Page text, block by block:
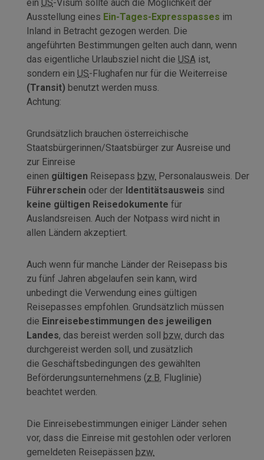
ein US-Visum sollte auch die Möglichkeit der
Ausstellung eines Ein-Tages-Expresspasses im
Inland in Betracht gezogen werden. Die
angeführten Bestimmungen gelten auch dann, wenn
das eigentliche Urlaubsziel nicht die USA ist,
sondern ein US-Flughafen nur für die Weiterreise
(Transit) benutzt werden muss.
Achtung:
Grundsätzlich brauchen österreichische
Staatsbürgerinnen/Staatsbürger zur Ausreise und
zur Einreise
einen gültigen Reisepass bzw. Personalausweis. Der
Führerschein oder der Identitätsausweis sind
keine gültigen Reisedokumente für
Auslandsreisen. Auch der Notpass wird nicht in
allen Ländern akzeptiert.
Auch wenn für manche Länder der Reisepass bis
zu fünf Jahren abgelaufen sein kann, wird
unbedingt die Verwendung eines gültigen
Reisepasses empfohlen. Grundsätzlich müssen
die Einreisebestimmungen des jeweiligen
Landes, das bereist werden soll bzw. durch das
durchgereist werden soll, und zusätzlich
die Geschäftsbedingungen des gewählten
Beförderungsunternehmens (z.B. Fluglinie)
beachtet werden.
Die Einreisebestimmungen einiger Länder sehen
vor, dass die Einreise mit gestohlen oder verloren
gemeldeten Reisepässen bzw.